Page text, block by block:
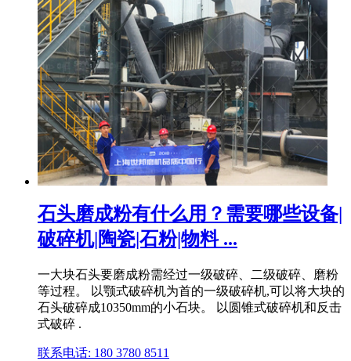
石头磨成粉有什么用？需要哪些设备|
破碎机|陶瓷|石粉|物料 ...
一大块石头要磨成粉需经过一级破碎、二级破碎、磨粉
等过程。 以颚式破碎机为首的一级破碎机,可以将大块的
石头破碎成10350mm的小石块。 以圆锥式破碎机和反击
式破碎 .
联系电话: 180 3780 8511